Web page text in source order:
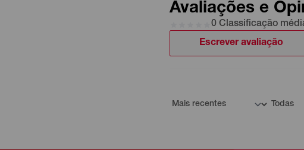
Avaliações e
0 Classificação
Escrever avaliação